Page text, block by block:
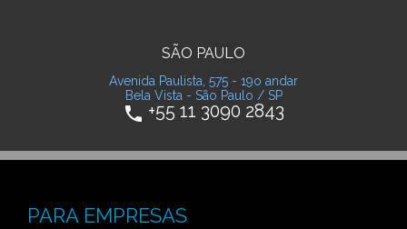
SÃO PAULO
Avenida Paulista, 575 - 19o andar
Bela Vista - São Paulo / SP
phone +55 11 3090 2843
PARA EMPRESAS